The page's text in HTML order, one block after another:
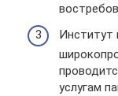
Институт
услугам